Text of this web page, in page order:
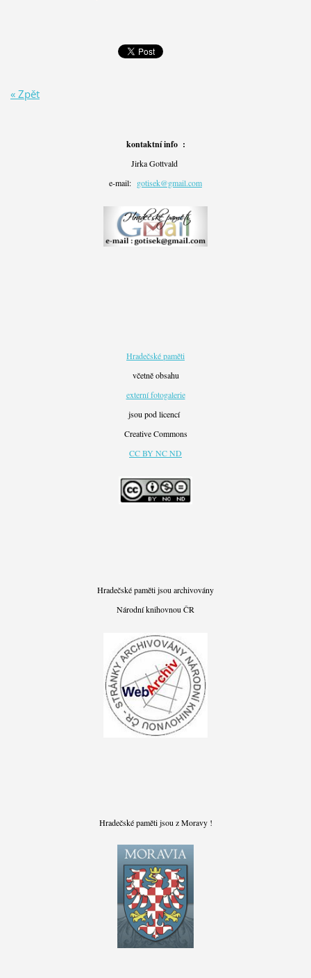
« Zpět
kontaktní info :
Jirka Gottvald
e-mail: gotisek@gmail.com
Hradečské paměti
včetně obsahu
externí fotogalerie
jsou pod licencí
Creative Commons
CC BY NC ND
Hradečské paměti jsou archivovány
Národní knihovnou ČR
Hradečské paměti jsou z Moravy !